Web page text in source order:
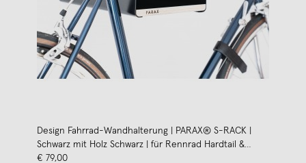
Design Fahrrad-Wandhalterung | PARAX® S-RACK |
Schwarz mit Holz Schwarz | für Rennrad Hardtail &
Cityrad
€ 79,00